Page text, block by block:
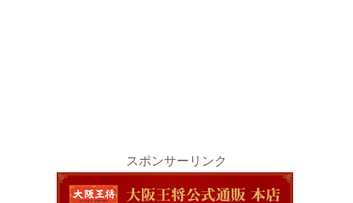
スポンサーリンク